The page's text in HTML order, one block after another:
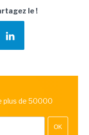
le !
plus de 50000
OK